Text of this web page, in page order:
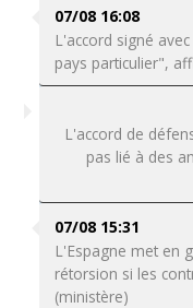
07/08 16:08
L'accord signé
pays particulier",
L'accord de
pas lié à des
07/08 15:31
L'Espagne met en
rétorsion si les
(ministère)